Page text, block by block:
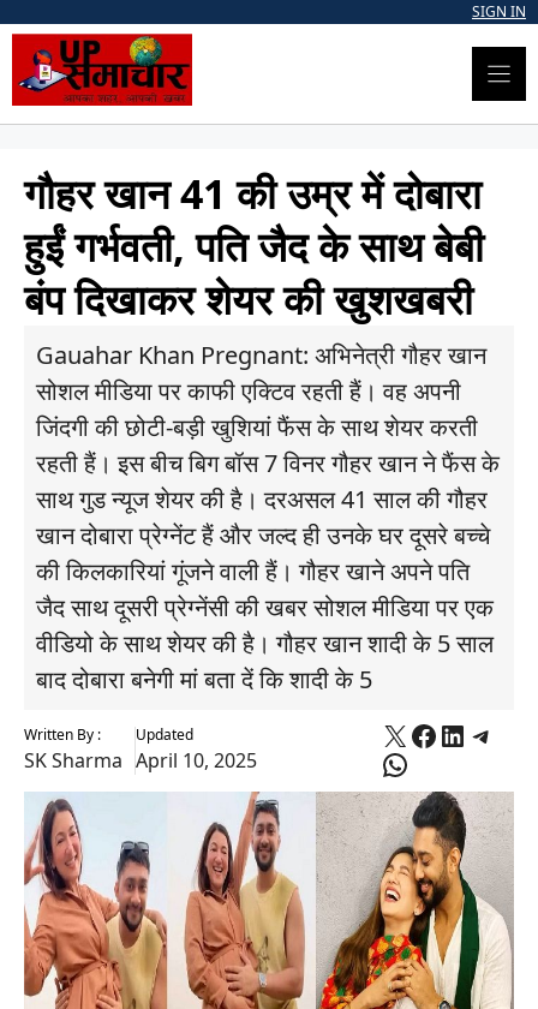
content
SIGN IN
गौहर खान 41 की उम्र में दोबारा
हुईं गर्भवती, पति जैद के साथ बेबी
बंप दिखाकर शेयर की खुशखबरी
Gauahar Khan Pregnant: अभिनेत्री गौहर खान
सोशल मीडिया पर काफी एक्टिव रहती हैं। वह अपनी
जिंदगी की छोटी-बड़ी खुशियां फैंस के साथ शेयर करती
रहती हैं। इस बीच बिग बॉस 7 विनर गौहर खान ने फैंस के
साथ गुड न्यूज शेयर की है। दरअसल 41 साल की गौहर
खान दोबारा प्रेग्नेंट हैं और जल्द ही उनके घर दूसरे बच्चे
की किलकारियां गूंजने वाली हैं। गौहर खाने अपने पति
जैद साथ दूसरी प्रेग्नेंसी की खबर सोशल मीडिया पर एक
वीडियो के साथ शेयर की है। गौहर खान शादी के 5 साल
बाद दोबारा बनेगी मां बता दें कि शादी के 5
Written By :
SK Sharma
Updated
April 10, 2025
X Facebook
WhatsApp